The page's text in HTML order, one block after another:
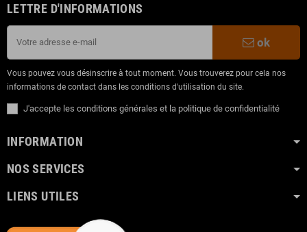
LETTRE D'INFORMATIONS
ok
Vous pouvez vous désinscrire à tout moment. Vous trouverez pour cela nos
informations de contact dans les conditions d'utilisation du site.
J'accepte les conditions générales et la politique de confidentialité
INFORMATION
NOS SERVICES
LIENS UTILES